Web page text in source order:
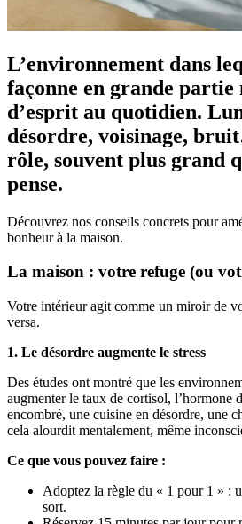
L’environnement dans
façonne en grande partie
d’esprit au quotidien.
désordre, voisinage,
rôle, souvent plus grand
pense.
Découvrez nos conseils concrets pour
bonheur à la maison.
La maison : votre refuge (ou
Votre intérieur agit comme un miroir de
versa.
1. Le désordre augmente le stress
Des études ont montré que les
augmenter le taux de cortisol, l’hormone
encombré, une cuisine en désordre, une
cela alourdit mentalement, même
Ce que vous pouvez faire :
Adoptez la règle du « 1 pour 1 » :
sort.